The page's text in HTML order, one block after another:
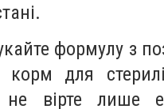
формулу з
корм для
вірте лише